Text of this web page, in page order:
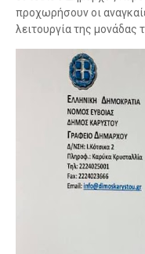
προχωρήσουν οι
λειτουργία της μονάδας